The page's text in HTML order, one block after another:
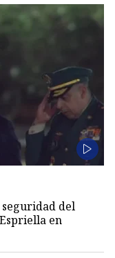
del
en